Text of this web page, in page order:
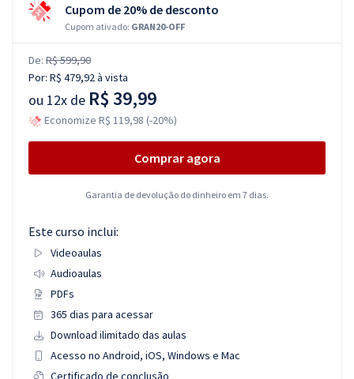
Cupom de 20% de desconto
Cupom ativado: GRAN20-OFF
De: R$ 599,90
Por: R$ 479,92à vista
ou 12x de R$ 39,99
Economize R$ 119,98 (-20%)
Comprar agora
Garantia de devolução do dinheiro em 7 dias.
Este curso inclui:
Videoaulas
Audioaulas
PDFs
365 dias para acessar
Download ilimitado das aulas
Acesso no Android, iOS, Windows e Mac
Certificado de conclusão